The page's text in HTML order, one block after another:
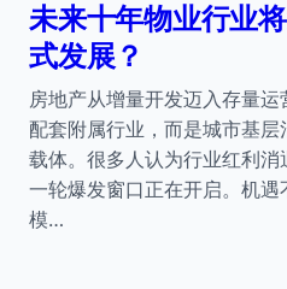
未来十年物业行业
式发展？
房地产从增量开发迈入存量
配套附属行业，而是城市基
载体。很多人认为行业红利
一轮爆发窗口正在开启。机
模…